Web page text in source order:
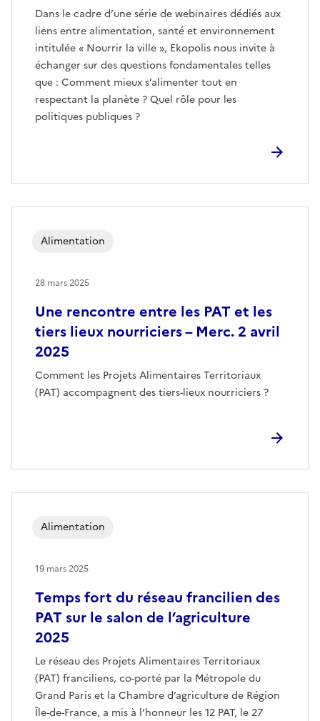
Dans le cadre d’une série de webinaires dédiés aux
liens entre alimentation, santé et environnement
intitulée « Nourrir la ville », Ekopolis nous invite à
échanger sur des questions fondamentales telles
que : Comment mieux s’alimenter tout en
respectant la planète ? Quel rôle pour les
politiques publiques ?
Une rencontre entre les PAT et les
tiers lieux nourriciers – Merc. 2 avril
2025
Comment les Projets Alimentaires Territoriaux
(PAT) accompagnent des tiers-lieux nourriciers ?
Alimentation
28 mars 2025
Temps fort du réseau francilien des
PAT sur le salon de l’agriculture
2025
Le réseau des Projets Alimentaires Territoriaux
(PAT) franciliens, co-porté par la Métropole du
Grand Paris et la Chambre d’agriculture de Région
Île-de-France, a mis à l’honneur les 12 PAT, le 27
Alimentation
19 mars 2025